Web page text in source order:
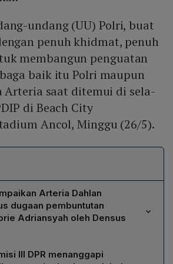
undang (UU) Polri, buat
penuh khidmat, penuh
membangun penguatan
baik itu Polri maupun
Arteria saat ditemui di sela-
di Beach City
Ancol, Minggu (26/5).
Arteria Dahlan
dugaan pembuntutan
Adriansyah oleh Densus
tersebut sangat memprihatinkan
meskipun Kejagung dan Mabes Polri
III DPR menanggapi